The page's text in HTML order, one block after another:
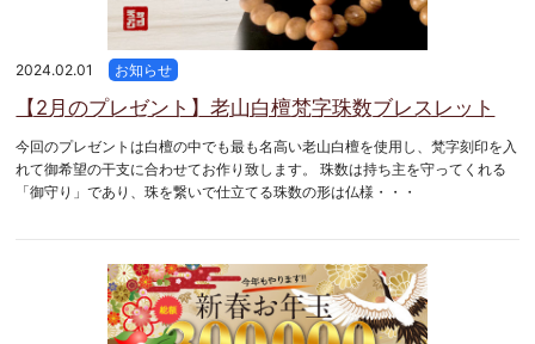
2024.02.01 お知らせ
【2月のプレゼント】老山白檀梵字珠数ブレスレット
今回のプレゼントは白檀の中でも最も名高い老山白檀を使用し、梵字刻印を入
れて御希望の干支に合わせてお作り致します。 珠数は持ち主を守ってくれる
「御守り」であり、珠を繋いで仕立てる珠数の形は仏様・・・